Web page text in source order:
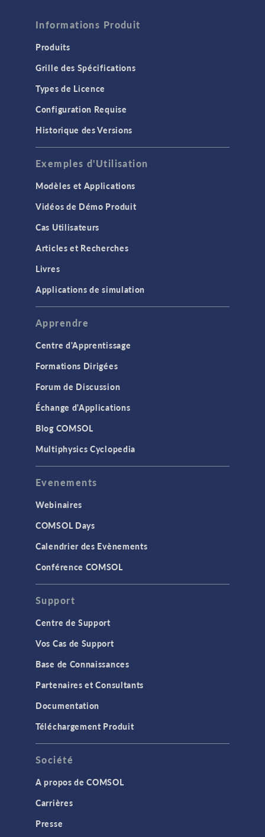
Informations Produit
Produits
Grille des Spécifications
Types de Licence
Configuration Requise
Historique des Versions
Exemples d'Utilisation
Modèles et Applications
Vidéos de Démo Produit
Cas Utilisateurs
Articles et Recherches
Livres
Applications de simulation
Apprendre
Centre d'Apprentissage
Formations Dirigées
Forum de Discussion
Échange d'Applications
Blog COMSOL
Multiphysics Cyclopedia
Evenements
Webinaires
COMSOL Days
Calendrier des Evènements
Conférence COMSOL
Support
Centre de Support
Vos Cas de Support
Base de Connaissances
Partenaires et Consultants
Documentation
Téléchargement Produit
Société
A propos de COMSOL
Carrières
Presse